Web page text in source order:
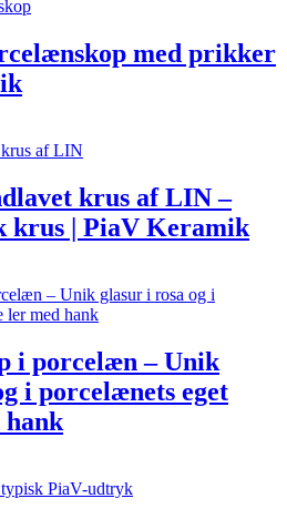
med prikker
krus af LIN –
krus | PiaV Keramik
i porcelæn – Unik
i porcelænets eget
hank